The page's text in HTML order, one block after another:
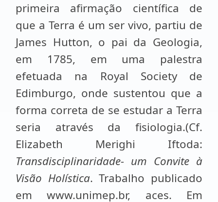
primeira afirmação científica de
que a Terra é um ser vivo, partiu de
James Hutton, o pai da Geologia,
em 1785, em uma palestra
efetuada na Royal Society de
Edimburgo, onde sustentou que a
forma correta de se estudar a Terra
seria através da fisiologia.(Cf.
Elizabeth Merighi Iftoda:
Transdisciplinaridade- um Convite à
Visão Holística. Trabalho publicado
em www.unimep.br, aces. Em